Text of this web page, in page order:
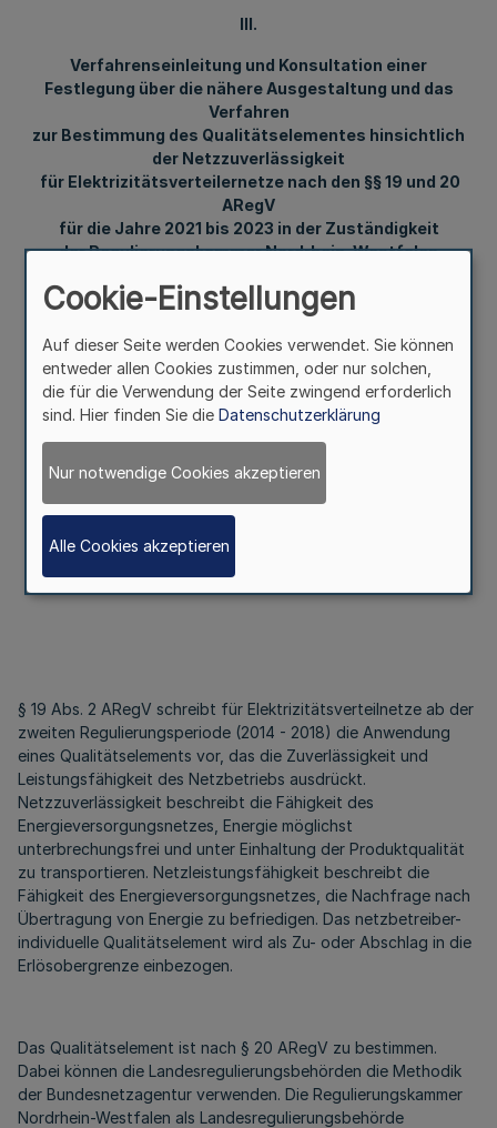
III.
Verfahrenseinleitung und Konsultation einer
Festlegung über die nähere Ausgestaltung und das
Verfahren
zur Bestimmung des Qualitätselementes hinsichtlich
der Netzzuverlässigkeit
für Elektrizitätsverteilernetze nach den §§ 19 und 20
ARegV
für die Jahre 2021 bis 2023 in der Zuständigkeit
der Regulierungskammer Nordrhein-Westfalen
Bekanntmachung der Regulierungskammer
VI B 6 – 83.26.01 (Strom)
Vom 16. Februar 2021
§ 19 Abs. 2 ARegV schreibt für Elektrizitätsverteilnetze ab der
zweiten Regulierungsperiode (2014 - 2018) die Anwendung
eines Qualitätselements vor, das die Zuverlässigkeit und
Leistungsfähigkeit des Netzbetriebs ausdrückt.
Netzzuverlässigkeit beschreibt die Fähigkeit des
Energieversorgungsnetzes, Energie möglichst
unterbrechungsfrei und unter Einhaltung der Produktqualität
zu transportieren. Netzleistungsfähigkeit beschreibt die
Fähigkeit des Energieversorgungsnetzes, die Nachfrage nach
Übertragung von Energie zu befriedigen. Das netzbetreiber-
individuelle Qualitätselement wird als Zu- oder Abschlag in die
Erlösobergrenze einbezogen.
Das Qualitätselement ist nach § 20 ARegV zu bestimmen.
Dabei können die Landesregulierungsbehörden die Methodik
der Bundesnetzagentur verwenden. Die Regulierungskammer
Nordrhein-Westfalen als Landesregulierungsbehörde
Cookie-Einstellungen
Auf dieser Seite werden Cookies verwendet. Sie können
entweder allen Cookies zustimmen, oder nur solchen,
die für die Verwendung der Seite zwingend erforderlich
sind. Hier finden Sie die Datenschutzerklärung
Nur notwendige Cookies akzeptieren
Alle Cookies akzeptieren